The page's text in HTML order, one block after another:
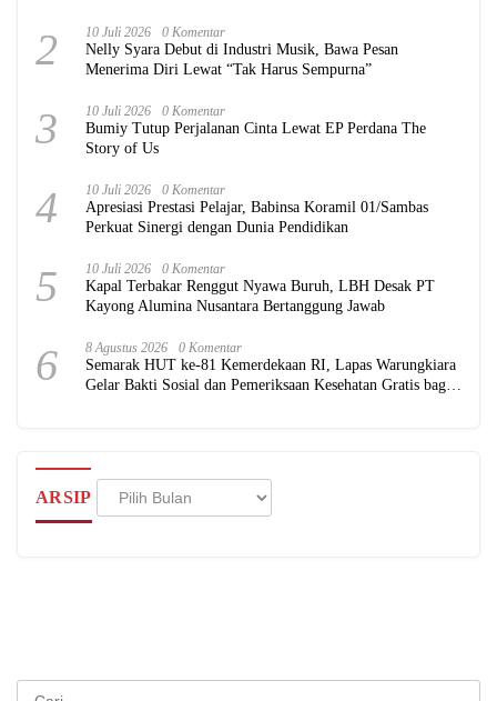
2 10 Juli 2026 0 Komentar
Nelly Syara Debut di Industri Musik, Bawa Pesan
Menerima Diri Lewat “Tak Harus Sempurna”
3 10 Juli 2026 0 Komentar
Bumiy Tutup Perjalanan Cinta Lewat EP Perdana The
Story of Us
4 10 Juli 2026 0 Komentar
Apresiasi Prestasi Pelajar, Babinsa Koramil 01/Sambas
Perkuat Sinergi dengan Dunia Pendidikan
5 10 Juli 2026 0 Komentar
Kapal Terbakar Renggut Nyawa Buruh, LBH Desak PT
Kayong Alumina Nusantara Bertanggung Jawab
6 8 Agustus 2026 0 Komentar
Semarak HUT ke-81 Kemerdekaan RI, Lapas Warungkiara
Gelar Bakti Sosial dan Pemeriksaan Kesehatan Gratis bagi
ARSIP
Arsip